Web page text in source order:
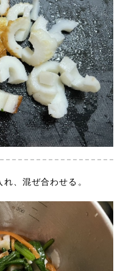
、混ぜ合わせる。